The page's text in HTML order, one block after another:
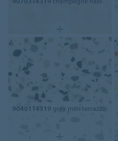
90401T4319 grey mini terrazzo